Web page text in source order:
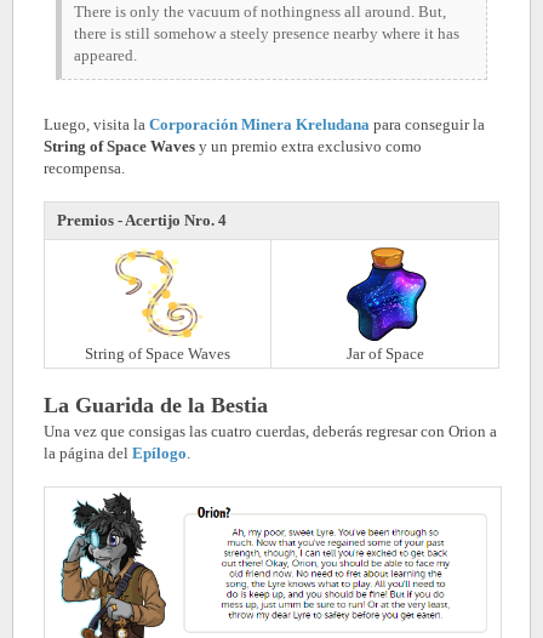
There is only the vacuum of nothingness all around. But,
there is still somehow a steely presence nearby where it has
appeared.
Luego, visita la Corporación Minera Kreludana para conseguir la
String of Space Waves y un premio extra exclusivo como
recompensa.
Premios - Acertijo Nro. 4
String of Space Waves Jar of Space
La Guarida de la Bestia
Una vez que consigas las cuatro cuerdas, deberás regresar con Orion a
la página del Epílogo